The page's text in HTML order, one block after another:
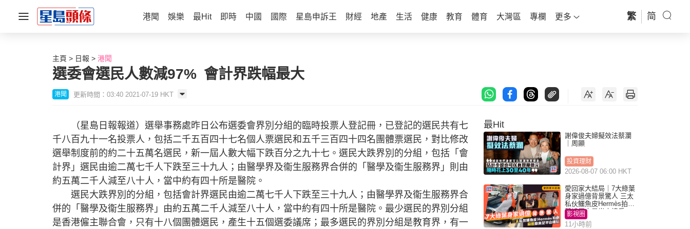
港聞 娛樂 最Hit 即時 中國 國際 星島申訴王 財經 地產 生活 健康 教育 體育 大灣區 專欄 更多 繁 简
主頁 日報 港聞
選委會選民人數減97% 會計界跌幅最大
港聞 更新時間：03:40 2021-07-19 HKT
（星島日報報道）選舉事務處昨日公布選委會界別分組的臨時投票人登記冊，已登記的選民共有七
千八百九十一名投票人，包括二千五百四十七名個人票選民和五千三百四十四名團體票選民，對比修改
選舉制度前的約二十五萬名選民，新一屆人數大幅下跌百分之九十七。選民大跌界別的分組，包括「會
計界」選民由逾二萬七千人下跌至三十九人；由醫學界及衞生服務界合併的「醫學及衞生服務界」則由
約五萬二千人減至八十人，當中約有四十所是醫院。
選民大跌界別的分組，包括會計界選民由逾二萬七千人下跌至三十九人；由醫學界及衞生服務界合
併的「醫學及衞生服務界」由約五萬二千人減至八十人，當中約有四十所是醫院。最少選民的界別分組
是香港僱主聯合會，只有十八個團體選民，產生十五個選委議席；最多選民的界別分組是教育界，有一
最Hit
謝偉俊夫婦擬效法蔡瀾
｜周顯
投資理財
2026-08-07 06:00 HKT
愛回家大結局｜7大綠葉
身家過億背景驚人 三太
私伙鱷魚皮Hermès拍劇
蘇姐原來是半山樓后
影視圈
11小時前